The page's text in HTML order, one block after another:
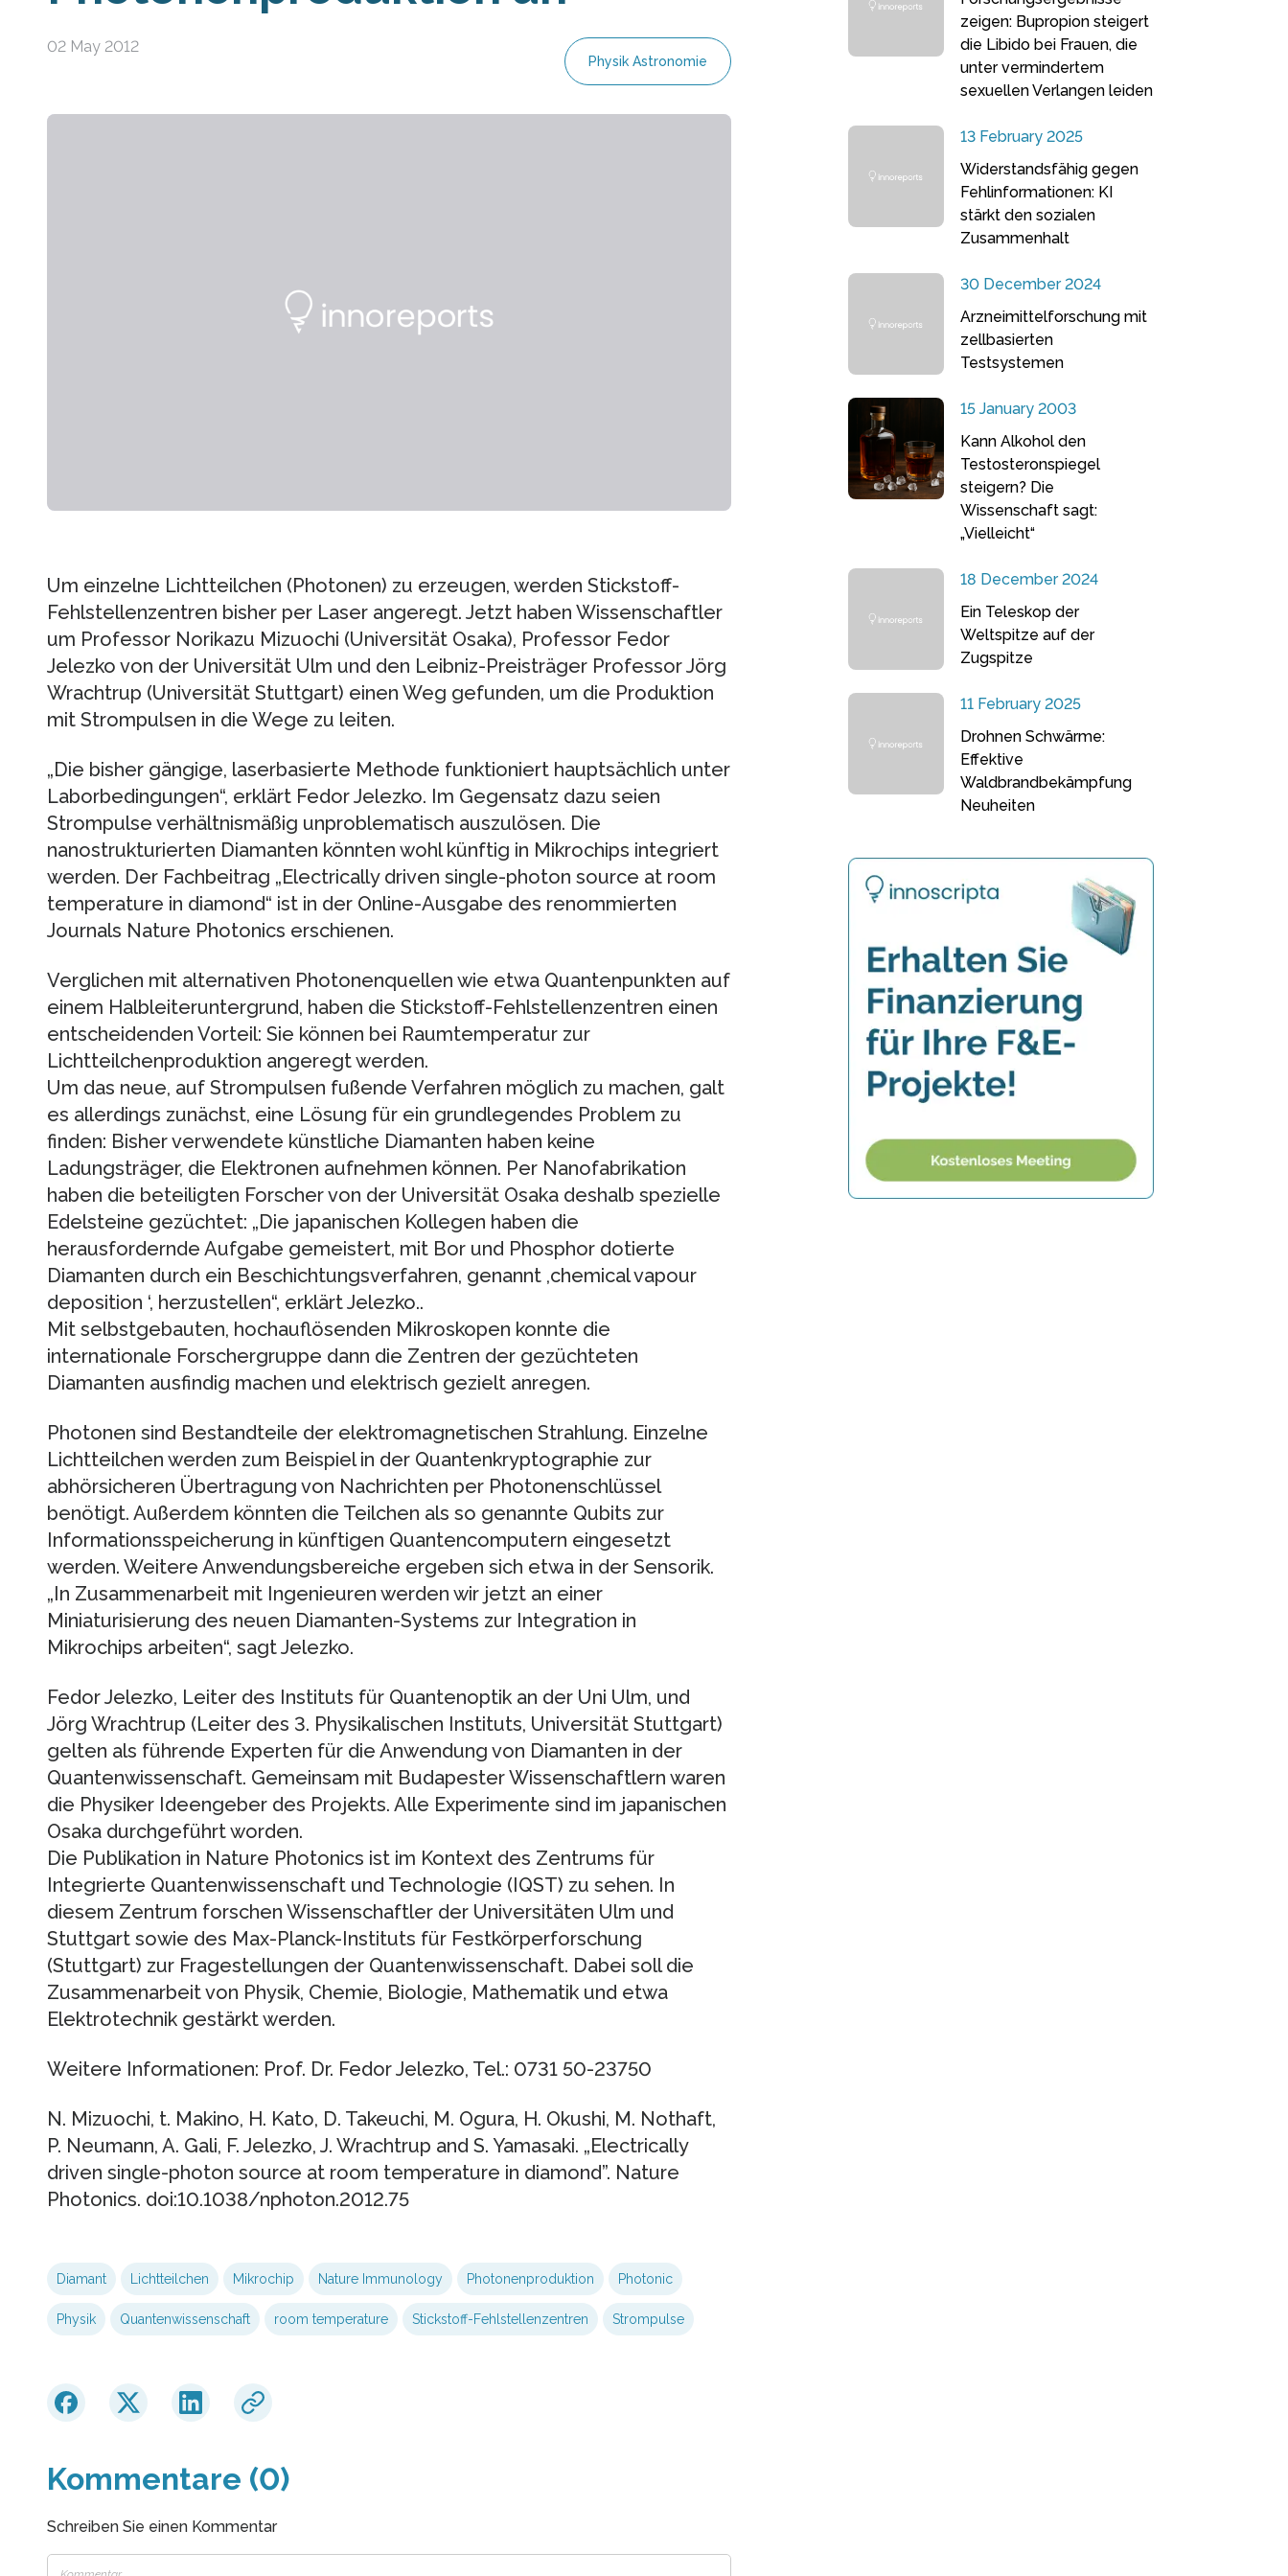
02 May 2012
Physik Astronomie
Um einzelne Lichtteilchen (Photonen) zu erzeugen, werden Stickstoff-
Fehlstellenzentren bisher per Laser angeregt. Jetzt haben Wissenschaftler
um Professor Norikazu Mizuochi (Universität Osaka), Professor Fedor
Jelezko von der Universität Ulm und den Leibniz-Preisträger Professor Jörg
Wrachtrup (Universität Stuttgart) einen Weg gefunden, um die Produktion
mit Strompulsen in die Wege zu leiten.
„Die bisher gängige, laserbasierte Methode funktioniert hauptsächlich unter
Laborbedingungen“, erklärt Fedor Jelezko. Im Gegensatz dazu seien
Strompulse verhältnismäßig unproblematisch auszulösen. Die
nanostrukturierten Diamanten könnten wohl künftig in Mikrochips integriert
werden. Der Fachbeitrag „Electrically driven single-photon source at room
temperature in diamond“ ist in der Online-Ausgabe des renommierten
Journals Nature Photonics erschienen.
Verglichen mit alternativen Photonenquellen wie etwa Quantenpunkten auf
einem Halbleiteruntergrund, haben die Stickstoff-Fehlstellenzentren einen
entscheidenden Vorteil: Sie können bei Raumtemperatur zur
Lichtteilchenproduktion angeregt werden.
Um das neue, auf Strompulsen fußende Verfahren möglich zu machen, galt
es allerdings zunächst, eine Lösung für ein grundlegendes Problem zu
finden: Bisher verwendete künstliche Diamanten haben keine
Ladungsträger, die Elektronen aufnehmen können. Per Nanofabrikation
haben die beteiligten Forscher von der Universität Osaka deshalb spezielle
Edelsteine gezüchtet: „Die japanischen Kollegen haben die
herausfordernde Aufgabe gemeistert, mit Bor und Phosphor dotierte
Diamanten durch ein Beschichtungsverfahren, genannt ,chemical vapour
deposition ‘, herzustellen“, erklärt Jelezko..
Mit selbstgebauten, hochauflösenden Mikroskopen konnte die
internationale Forschergruppe dann die Zentren der gezüchteten
Diamanten ausfindig machen und elektrisch gezielt anregen.
Photonen sind Bestandteile der elektromagnetischen Strahlung. Einzelne
Lichtteilchen werden zum Beispiel in der Quantenkryptographie zur
abhörsicheren Übertragung von Nachrichten per Photonenschlüssel
benötigt. Außerdem könnten die Teilchen als so genannte Qubits zur
Informationsspeicherung in künftigen Quantencomputern eingesetzt
werden. Weitere Anwendungsbereiche ergeben sich etwa in der Sensorik.
„In Zusammenarbeit mit Ingenieuren werden wir jetzt an einer
Miniaturisierung des neuen Diamanten-Systems zur Integration in
Mikrochips arbeiten“, sagt Jelezko.
Fedor Jelezko, Leiter des Instituts für Quantenoptik an der Uni Ulm, und
Jörg Wrachtrup (Leiter des 3. Physikalischen Instituts, Universität Stuttgart)
gelten als führende Experten für die Anwendung von Diamanten in der
Quantenwissenschaft. Gemeinsam mit Budapester Wissenschaftlern waren
die Physiker Ideengeber des Projekts. Alle Experimente sind im japanischen
Osaka durchgeführt worden.
Die Publikation in Nature Photonics ist im Kontext des Zentrums für
Integrierte Quantenwissenschaft und Technologie (IQST) zu sehen. In
diesem Zentrum forschen Wissenschaftler der Universitäten Ulm und
Stuttgart sowie des Max-Planck-Instituts für Festkörperforschung
(Stuttgart) zur Fragestellungen der Quantenwissenschaft. Dabei soll die
Zusammenarbeit von Physik, Chemie, Biologie, Mathematik und etwa
Elektrotechnik gestärkt werden.
Weitere Informationen: Prof. Dr. Fedor Jelezko, Tel.: 0731 50-23750
N. Mizuochi, t. Makino, H. Kato, D. Takeuchi, M. Ogura, H. Okushi, M. Nothaft,
P. Neumann, A. Gali, F. Jelezko, J. Wrachtrup and S. Yamasaki. „Electrically
driven single-photon source at room temperature in diamond”. Nature
Photonics. doi:10.1038/nphoton.2012.75
Diamant Lichtteilchen Mikrochip Nature Immunology Photonenproduktion Photonic
Physik Quantenwissenschaft room temperature Stickstoff-Fehlstellenzentren Strompulse
Kommentare (0)
Schreiben Sie einen Kommentar
zeigen: Bupropion steigert
die Libido bei Frauen, die
unter vermindertem
sexuellen Verlangen leiden
13 February 2025
Widerstandsfähig gegen
Fehlinformationen: KI
stärkt den sozialen
Zusammenhalt
30 December 2024
Arzneimittelforschung mit
zellbasierten
Testsystemen
15 January 2003
Kann Alkohol den
Testosteronspiegel
steigern? Die
Wissenschaft sagt:
„Vielleicht“
18 December 2024
Ein Teleskop der
Weltspitze auf der
Zugspitze
11 February 2025
Drohnen Schwärme:
Effektive
Waldbrandbekämpfung
Neuheiten